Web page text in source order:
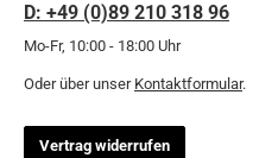
D: +49 (0)89 210 318 96
Mo-Fr, 10:00 - 18:00 Uhr
Oder über unser Kontaktformular.
Vertrag widerrufen